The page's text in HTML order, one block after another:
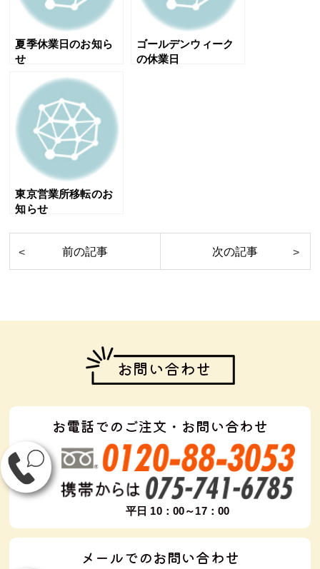
夏季休業日のお知ら
せ
ゴールデンウィーク
の休業日
東京営業所移転のお
知らせ
お問い合わせ
お電話でのご注文・お問い合わせ
平日 10：00～17：00
メールでのお問い合わせ